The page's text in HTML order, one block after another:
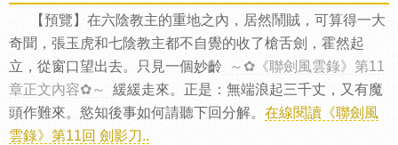
【預覽】在六陰教主的重地之內，居然鬧賊，可算得一大
奇聞，張玉虎和七陰教主都不自覺的收了槍舌劍，霍然起
立，從窗口望出去。只見一個妙齡
～✿《聯劍風雲錄》第11
章正文內容✿～
緩緩走來。正是：無端浪起三千丈，又有魔
頭作難來。慾知後事如何請聽下回分解。 在線閱讀《聯劍風
雲錄》第11回 劍影刀..